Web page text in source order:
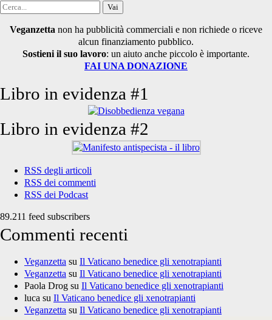
Cerca
Veganzetta non ha pubblicità commerciali e non richiede o riceve
alcun finanziamento pubblico.
Sostieni il suo lavoro: un aiuto anche piccolo è importante.
FAI UNA DONAZIONE
Libro in evidenza #1
Libro in evidenza #2
RSS degli articoli
RSS dei commenti
RSS dei Podcast
89.211 feed subscribers
Commenti recenti
Veganzetta su Il Vaticano benedice gli xenotrapianti
Veganzetta su Il Vaticano benedice gli xenotrapianti
Paola Drog su Il Vaticano benedice gli xenotrapianti
luca su Il Vaticano benedice gli xenotrapianti
Veganzetta su Il Vaticano benedice gli xenotrapianti